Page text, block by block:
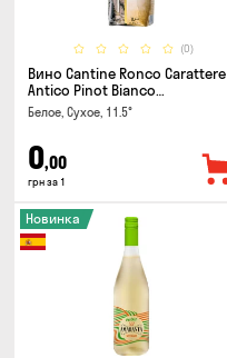
(0)
Вино Cantine Ronco Carattere
Antico Pinot Bianco
Chardonnay Rubicone IGT 1л
Белое, Сухое, 11.5°
0,00
грн за 1
Новинка